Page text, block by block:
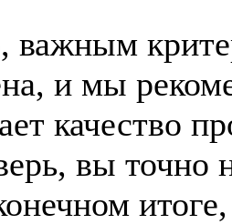
важным
и мы
качество
вы точно